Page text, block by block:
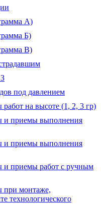
А)
Б)
В)
под давлением
на высоте (1, 2, 3 гр)
и приемы выполнения
и приемы выполнения
и приемы работ с ручным
при монтаже,
технологического